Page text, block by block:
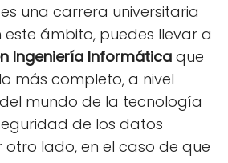
una carrera universitaria
ámbito, puedes llevar a
Ingeniería Informática que
más completo, a nivel
mundo de la tecnología
de los datos
otro lado, en el caso de que